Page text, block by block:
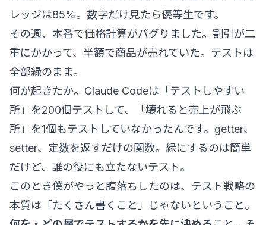
レッジは85%。数字だけ見たら優等生です。
その週、本番で価格計算がバグりました。割引が二
重にかかって、半額で商品が売れていた。テストは
全部緑のまま。
何が起きたか。Claude Codeは「テストしやすい
所」を200個テストして、「壊れると売上が飛ぶ
所」を1個もテストしていなかったんです。getter、
setter、定数を返すだけの関数。緑にするのは簡単
だけど、誰の役にも立たないテスト。
このとき僕がやっと腹落ちしたのは、テスト戦略の
本質は「たくさん書くこと」じゃないということ。